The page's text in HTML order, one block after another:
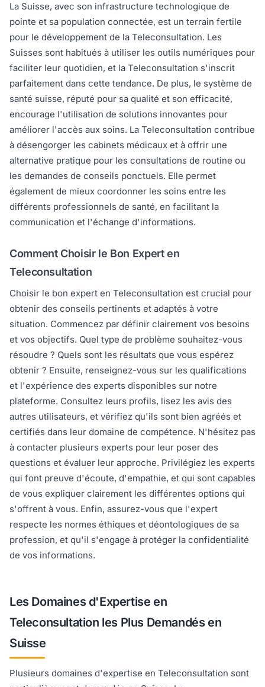
La Suisse, avec son infrastructure technologique de
pointe et sa population connectée, est un terrain fertile
pour le développement de la Teleconsultation. Les
Suisses sont habitués à utiliser les outils numériques pour
faciliter leur quotidien, et la Teleconsultation s'inscrit
parfaitement dans cette tendance. De plus, le système de
santé suisse, réputé pour sa qualité et son efficacité,
encourage l'utilisation de solutions innovantes pour
améliorer l'accès aux soins. La Teleconsultation contribue
à désengorger les cabinets médicaux et à offrir une
alternative pratique pour les consultations de routine ou
les demandes de conseils ponctuels. Elle permet
également de mieux coordonner les soins entre les
différents professionnels de santé, en facilitant la
communication et l'échange d'informations.
Comment Choisir le Bon Expert en
Teleconsultation
Choisir le bon expert en Teleconsultation est crucial pour
obtenir des conseils pertinents et adaptés à votre
situation. Commencez par définir clairement vos besoins
et vos objectifs. Quel type de problème souhaitez-vous
résoudre ? Quels sont les résultats que vous espérez
obtenir ? Ensuite, renseignez-vous sur les qualifications
et l'expérience des experts disponibles sur notre
plateforme. Consultez leurs profils, lisez les avis des
autres utilisateurs, et vérifiez qu'ils sont bien agréés et
certifiés dans leur domaine de compétence. N'hésitez pas
à contacter plusieurs experts pour leur poser des
questions et évaluer leur approche. Privilégiez les experts
qui font preuve d'écoute, d'empathie, et qui sont capables
de vous expliquer clairement les différentes options qui
s'offrent à vous. Enfin, assurez-vous que l'expert
respecte les normes éthiques et déontologiques de sa
profession, et qu'il s'engage à protéger la confidentialité
de vos informations.
Les Domaines d'Expertise en
Teleconsultation les Plus Demandés en
Suisse
Plusieurs domaines d'expertise en Teleconsultation sont